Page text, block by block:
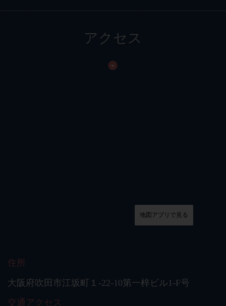
アクセス
地図アプリで見る
住所
大阪府吹田市江坂町１‐22-10第一梓ビル1-F号
交通アクセス